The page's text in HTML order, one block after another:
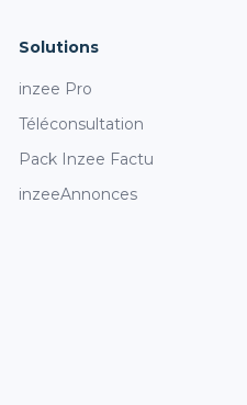
Solutions
inzee Pro
Téléconsultation
Pack Inzee Factu
inzeeAnnonces